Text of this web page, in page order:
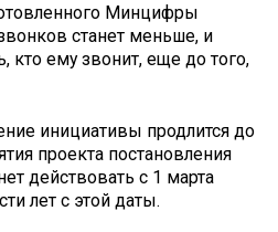
Минцифры
станет меньше, и
кто ему звонит, еще до того,
инициативы продлится до
проекта постановления
действовать с 1 марта
лет с этой даты.